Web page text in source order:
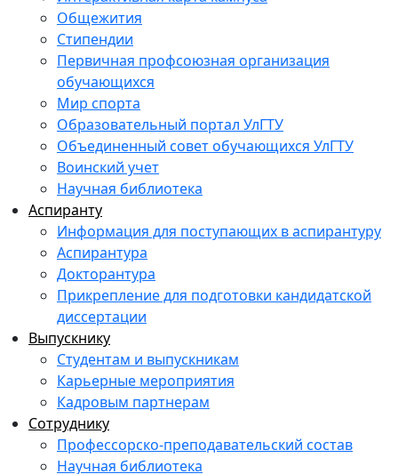
Общежития
Стипендии
Первичная профсоюзная организация
обучающихся
Мир спорта
Образовательный портал УлГТУ
Объединенный совет обучающихся УлГТУ
Воинский учет
Научная библиотека
Аспиранту
Информация для поступающих в аспирантуру
Аспирантура
Докторантура
Прикрепление для подготовки кандидатской
диссертации
Выпускнику
Студентам и выпускникам
Карьерные мероприятия
Кадровым партнерам
Сотруднику
Профессорско-преподавательский состав
Научная библиотека